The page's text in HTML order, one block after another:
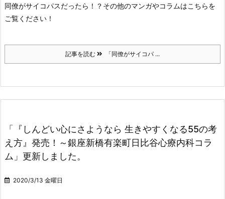
同僚がサイコパスだったら！？ その他のマンガやコラムはこちらを
ご覧ください！
記事を読む 「同僚がサイコパ ...
「『しんどい心にさようなら 生きやすくなる55の考
え方』発売！～銀座新橋有楽町日比谷心療内科コラ
ム」更新しました。
2020/3/13 金曜日